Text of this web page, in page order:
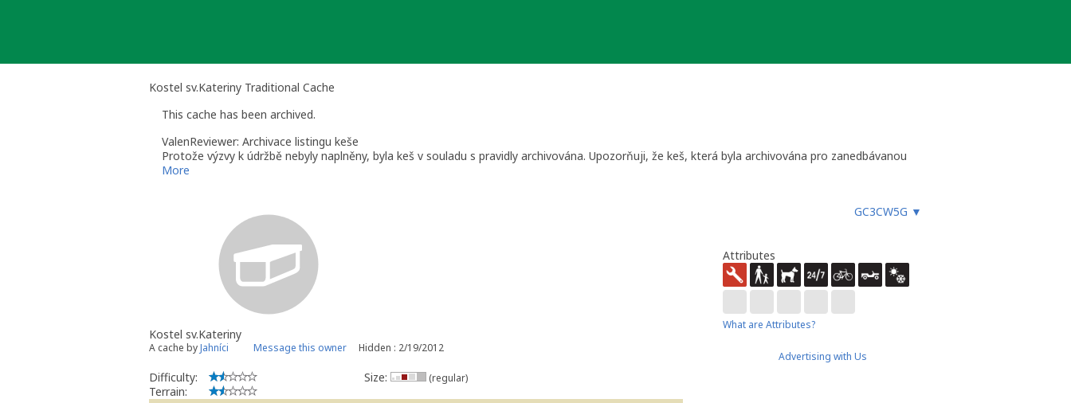
Kostel sv.Kateriny Traditional Cache
This cache has been archived.
ValenReviewer: Archivace listingu keše
Protože výzvy k údržbě nebyly naplněny, byla keš v souladu s pravidly archivována. Upozorňuji, že keš, která byla archivována pro zanedbávanou
údržbu, již nelze odarchivovat.
More
GC3CW5G ▼
Kostel sv.Kateriny
A cache byJahníci Message this owner Hidden : 2/19/2012
Difficulty:
Terrain:
Size: (regular)
Attributes
What are Attributes?
Advertising with Us